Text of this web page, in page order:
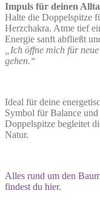
Impuls für deinen
Halte die Doppelspitze
Herzchakra. Atme tief
Energie sanft abfließt
„Ich öffne mich für
gehen.“
Ideal für deine
Symbol für Balance
Doppelspitze begleitet
Natur.
Alles rund um den
findest du hier.